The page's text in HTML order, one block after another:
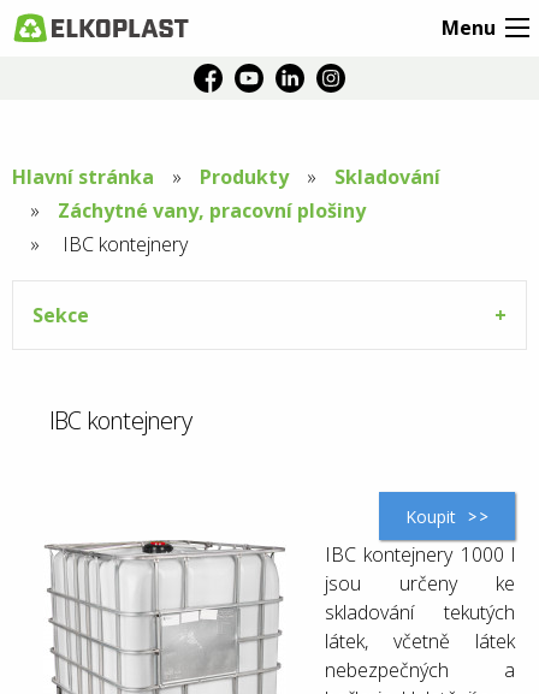
Menu
Hlavní stránka Produkty
Skladování
Záchytné vany, pracovní plošiny
Aktuální
stránka:
IBC kontejnery
Sekce
IBC kontejnery
Koupit
IBC kontejnery 1000 l
jsou určeny ke
skladování tekutých
látek, včetně látek
nebezpečných a